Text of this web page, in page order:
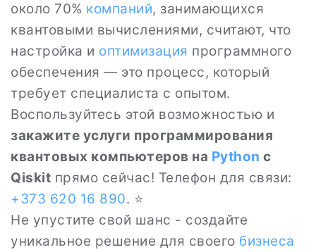
около 70% компаний, занимающихся
квантовыми вычислениями, считают, что
настройка и оптимизация программного
обеспечения — это процесс, который
требует специалиста с опытом.
Воспользуйтесь этой возможностью и
закажите услуги программирования
квантовых компьютеров на Python с
Qiskit прямо сейчас! Телефон для связи:
+373 620 16 890. ⭐
Не упустите свой шанс - создайте
уникальное решение для своего бизнеса